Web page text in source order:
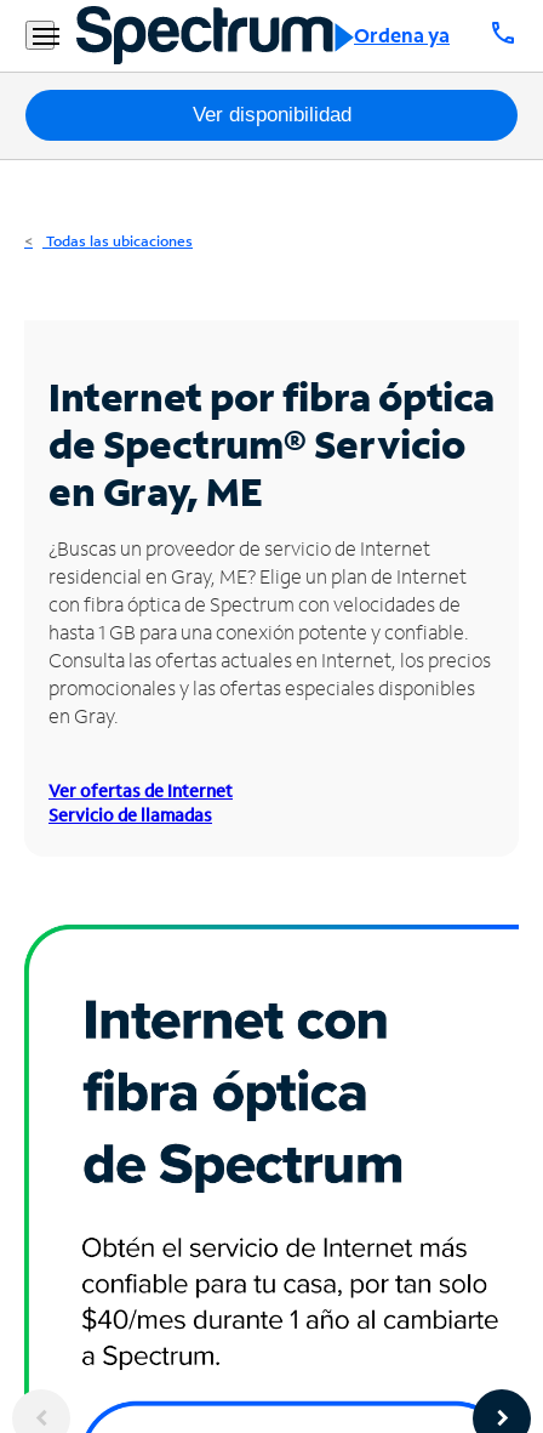
Ordena ya call
Residencial
Business
Paquetes
Internet
Business
Contáctanos
Inglés
Administrar
cuenta
Encuentra
una
tienda
Ver disponibilidad
Todas las ubicaciones
Internet por fibra óptica
de Spectrum®Servicio
en Gray, ME
¿Buscas un proveedor de servicio de Internet
residencial en Gray, ME? Elige un plan de Internet
con fibra óptica de Spectrum con velocidades de
hasta 1 GB para una conexión potente y confiable.
Consulta las ofertas actuales en Internet, los precios
promocionales y las ofertas especiales disponibles
en Gray.
Ver ofertas de Internet
Servicio de llamadas